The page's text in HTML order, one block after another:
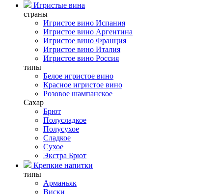
Игристые вина
страны
Игристое вино Испания
Игристое вино Аргентина
Игристое вино Франция
Игристое вино Италия
Игристое вино Россия
типы
Белое игристое вино
Красное игристое вино
Розовое шампанское
Сахар
Брют
Полусладкое
Полусухое
Сладкое
Сухое
Экстра Брют
Крепкие напитки
типы
Арманьяк
Виски